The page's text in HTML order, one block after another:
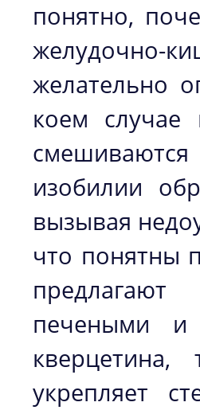
понятно,
желудочно-
желательно
коем
изобилии
вызывая
что понятны
печеными и
укрепляет